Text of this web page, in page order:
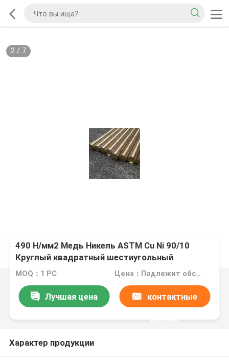
2/ 7
490 Н/мм2 Медь Никель ASTM Cu Ni 90/10
Круглый квадратный шестиугольный
стержень Точка плавления 1350.C
MOQ：1 PC Цена：Подлежит обсуждению
Лучшая цена контактные
данные
Характер продукции